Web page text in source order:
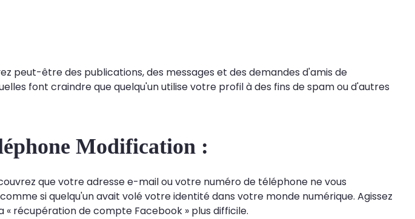
peut-être des publications, des messages et des demandes d'amis de
font craindre que quelqu'un utilise votre profil à des fins de spam ou d'autres
Modification :
que votre adresse e-mail ou votre numéro de téléphone ne vous
si quelqu'un avait volé votre identité dans votre monde numérique. Agissez
récupération de compte Facebook » plus difficile.